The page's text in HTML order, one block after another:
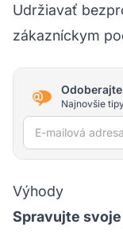
Udržiavať
zákazníckym
Najnovšie
E-mailová
Výhody
Spravujte